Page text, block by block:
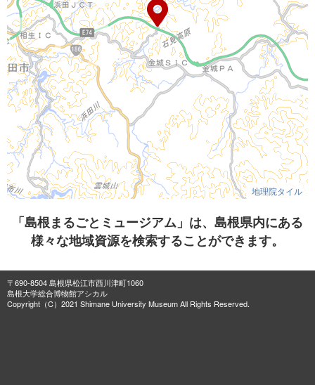
地理院タイル
「島根まるごとミュージアム」は、島根県内にある
様々な地域資源を検索することができます。
〒690-8504 島根県松江市西川津町1060
島根大学総合博物館アシカル
Copyright（C）2021 Shimane University Museum All Rights Reserved.